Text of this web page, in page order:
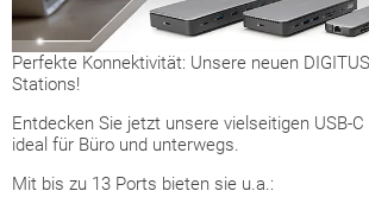
Perfekte Konnektivität: Unsere neuen
Stations!
Entdecken Sie jetzt unsere vielseitigen USB-
ideal für Büro und unterwegs.
Mit bis zu 13 Ports bieten sie u.a.: